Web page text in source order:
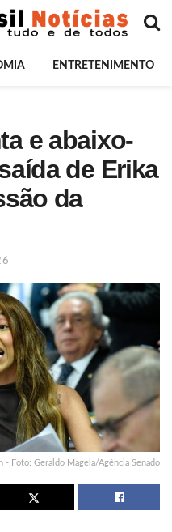
ENTRETENIMENTO
e abaixo-
de Erika
da
- Foto: Geraldo Magela/Agência Senado